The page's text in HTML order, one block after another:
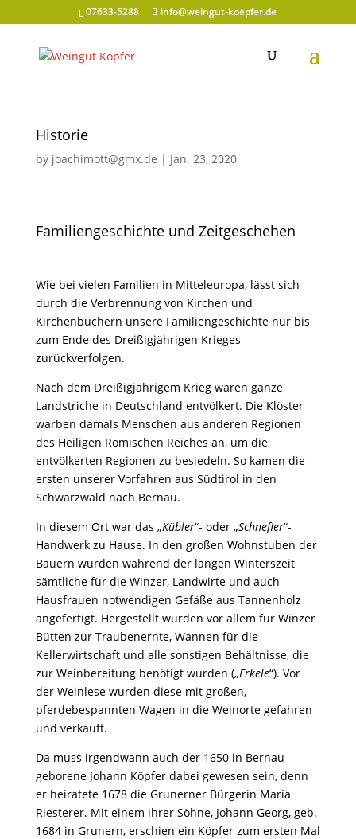
07633-5288 info@weingut-koepfer.de
Historie
by joachimott@gmx.de | Jan. 23, 2020
Familiengeschichte und Zeitgeschehen
Wie bei vielen Familien in Mitteleuropa, lässt sich
durch die Verbrennung von Kirchen und
Kirchenbüchern unsere Familiengeschichte nur bis
zum Ende des Dreißigjährigen Krieges
zurückverfolgen.
Nach dem Dreißigjährigem Krieg waren ganze
Landstriche in Deutschland entvölkert. Die Klöster
warben damals Menschen aus anderen Regionen
des Heiligen Römischen Reiches an, um die
entvölkerten Regionen zu besiedeln. So kamen die
ersten unserer Vorfahren aus Südtirol in den
Schwarzwald nach Bernau.
In diesem Ort war das „Kübler“- oder „Schnefler“-
Handwerk zu Hause. In den großen Wohnstuben der
Bauern wurden während der langen Winterszeit
sämtliche für die Winzer, Landwirte und auch
Hausfrauen notwendigen Gefäße aus Tannenholz
angefertigt. Hergestellt wurden vor allem für Winzer
Bütten zur Traubenernte, Wannen für die
Kellerwirtschaft und alle sonstigen Behältnisse, die
zur Weinbereitung benötigt wurden („Erkele“). Vor
der Weinlese wurden diese mit großen,
pferdebespannten Wagen in die Weinorte gefahren
und verkauft.
Da muss irgendwann auch der 1650 in Bernau
geborene Johann Köpfer dabei gewesen sein, denn
er heiratete 1678 die Grunerner Bürgerin Maria
Riesterer. Mit einem ihrer Söhne, Johann Georg, geb.
1684 in Grunern, erschien ein Köpfer zum ersten Mal